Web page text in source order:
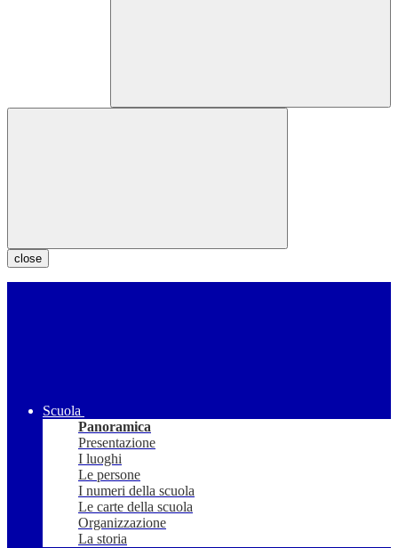
close
Scuola
Panoramica
Presentazione
I luoghi
Le persone
I numeri della scuola
Le carte della scuola
Organizzazione
La storia